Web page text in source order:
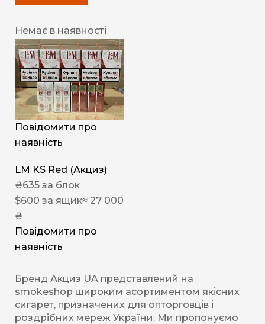
Немає в наявності
Повідомити про
наявність
LM KS Red (Акциз)
₴635 за блок
$600 за ящик≈ 27 000
₴
Повідомити про
наявність
Бренд Акциз UA представлений на
smokeshop широким асортиментом якісних
сигарет, призначених для опторговців і
роздрібних мереж України. Ми пропонуємо